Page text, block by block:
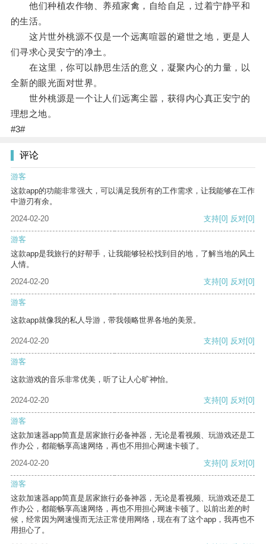
他们种植农作物、养殖家禽，自给自足，过着宁静平和
的生活。
这片世外桃源不仅是一个远离喧嚣的避世之地，更是人
们寻求心灵安宁的净土。
在这里，你可以静思生活的意义，凝聚内心的力量，以
全新的眼光面对世界。
世外桃源是一个让人们远离尘嚣，获得内心真正安宁的
理想之地。
#3#
评论
游客
这款app的功能非常强大，可以满足我所有的工作需求，让我能够在工作
中游刃有余。
2024-02-20
支持[0] 反对[0]
游客
这款app是我旅行的好帮手，让我能够轻松找到目的地，了解当地的风土
人情。
2024-02-20
支持[0] 反对[0]
游客
这款app就像我的私人导游，带我领略世界各地的美景。
2024-02-20 支持[0] 反对[0]
游客
这款游戏的音乐非常优美，听了让人心旷神怡。
2024-02-20 支持[0] 反对[0]
游客
这款加速器app简直是居家旅行必备神器，无论是看视频、玩游戏还是工
作办公，都能畅享高速网络，再也不用担心网速卡顿了。
2024-02-20
支持[0] 反对[0]
游客
这款加速器app简直是居家旅行必备神器，无论是看视频、玩游戏还是工
作办公，都能畅享高速网络，再也不用担心网速卡顿了。以前出差的时
候，经常因为网速慢而无法正常使用网络，现在有了这个app，我再也不
用担心了。